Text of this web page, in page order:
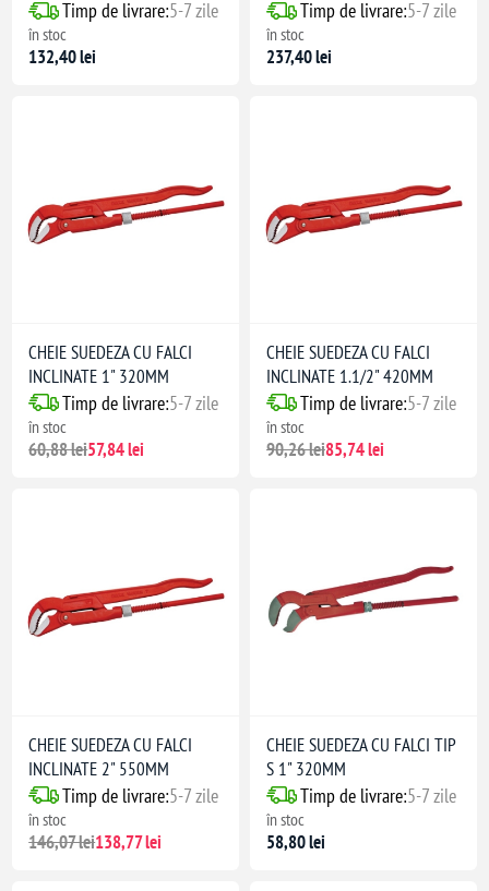
Timp de livrare:5-7 zile
în stoc
132,40 lei
Timp de livrare:5-7 zile
în stoc
237,40 lei
CHEIE SUEDEZA CU FALCI
INCLINATE 1" 320MM
Timp de livrare:5-7 zile
în stoc
60,88 lei57,84 lei
CHEIE SUEDEZA CU FALCI
INCLINATE 1.1/2" 420MM
Timp de livrare:5-7 zile
în stoc
90,26 lei85,74 lei
CHEIE SUEDEZA CU FALCI
INCLINATE 2" 550MM
Timp de livrare:5-7 zile
în stoc
146,07 lei138,77 lei
CHEIE SUEDEZA CU FALCI TIP
S 1" 320MM
Timp de livrare:5-7 zile
în stoc
58,80 lei